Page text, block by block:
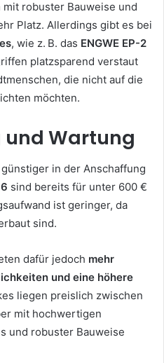
robuster Bauweise und
Platz. Allerdings gibt es bei
, wie z. B. das ENGWE EP-2
platzsparend verstaut
die nicht auf die
möchten.
und Wartung
in der Anschaffung
sind bereits für unter 600 €
ist geringer, da
sind.
dafür jedoch mehr
und eine höhere
liegen preislich zwischen
mit hochwertigen
und robuster Bauweise